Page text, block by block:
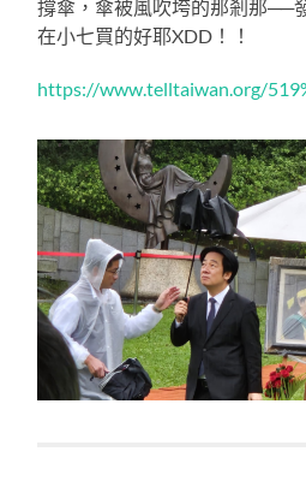
撐傘，傘被風吹垮的那剎那──
在小七買的好耶XDD！！
https://www.telltaiwan.org/